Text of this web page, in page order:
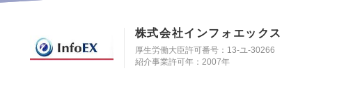
株式会社インフォエックス
厚生労働大臣許可番号：13-ユ-30266
紹介事業許可年：2007年